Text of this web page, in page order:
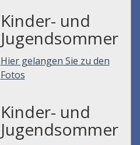
Kinder- und
Jugendsommer
Hier gelangen Sie zu den
Fotos
Kinder- und
Jugendsommer